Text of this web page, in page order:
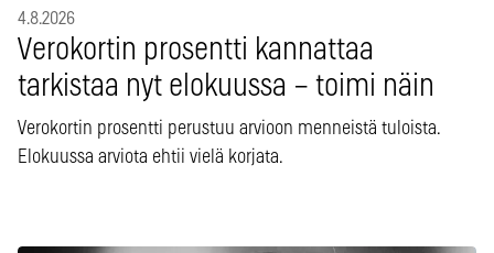
4.8.2026
Verokortin prosentti kannattaa
tarkistaa nyt elokuussa – toimi näin
Verokortin prosentti perustuu arvioon menneistä tuloista.
Elokuussa arviota ehtii vielä korjata.